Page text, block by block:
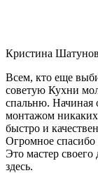
Кристина
Всем, кто еще
советую Кухни
спальню. Начиная
монтажом
быстро и
Огромное
Это мастер своего
здесь.